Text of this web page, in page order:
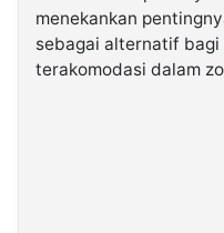
menekankan
sebagai alternatif
terakomodasi dalam